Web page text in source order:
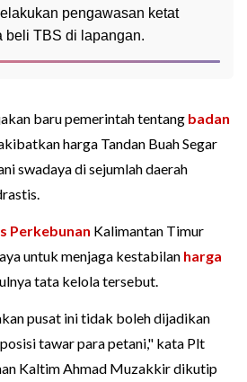
pengawasan ketat
beli TBS di lapangan.
baru pemerintah tentang badan
harga Tandan Buah Segar
swadaya di sejumlah daerah
Perkebunan Kalimantan Timur
untuk menjaga kestabilan harga
tata kelola tersebut.
pusat ini tidak boleh dijadikan
tawar para petani," kata Plt
Kaltim Ahmad Muzakkir dikutip